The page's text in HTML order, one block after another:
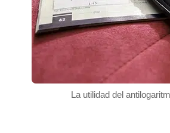
La utilidad del